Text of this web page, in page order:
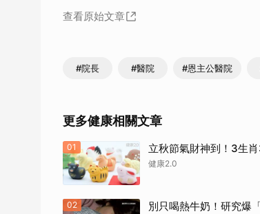
查看原始文章
#院長 #醫院 #恩主公醫院
更多健康相關文章
01 立秋節氣財神到！3生
健康2.0
02 別只喝熱牛奶！研究爆